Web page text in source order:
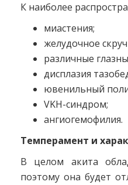
К наиболее
миастения;
желудочное
различные
дисплазия
ювенильный
VKH-синдром;
ангиогемофилия.
Темперамент и
В целом акита
поэтому она будет